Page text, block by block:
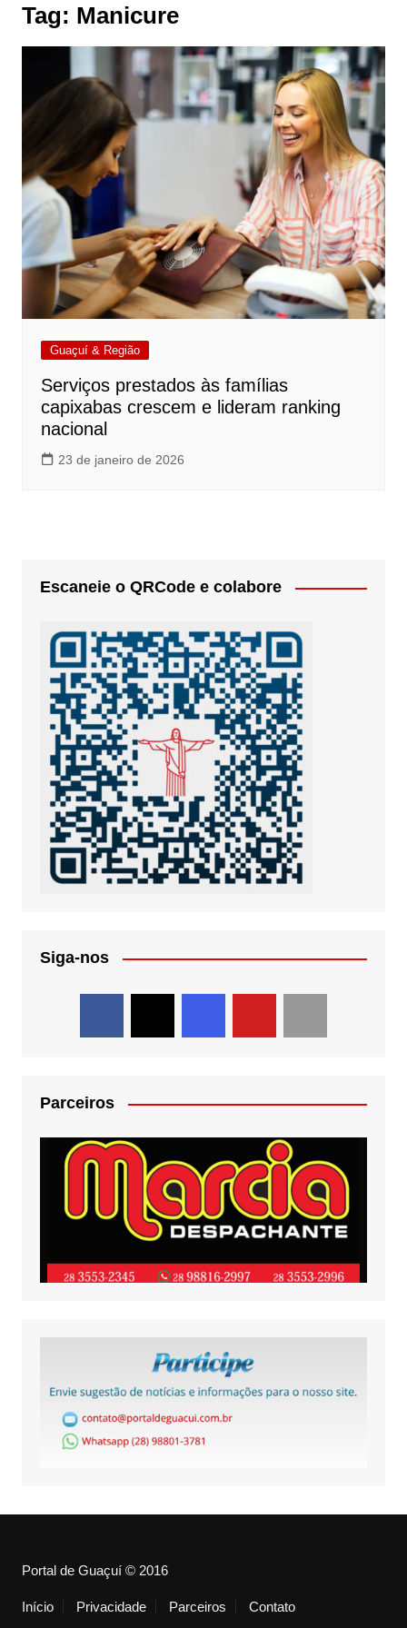
Tag: Manicure
Guaçuí & Região
Serviços prestados às famílias
capixabas crescem e lideram ranking
nacional
23 de janeiro de 2026
Escaneie o QRCode e colabore
Siga-nos
Parceiros
Portal de Guaçuí © 2016
Início Privacidade Parceiros Contato